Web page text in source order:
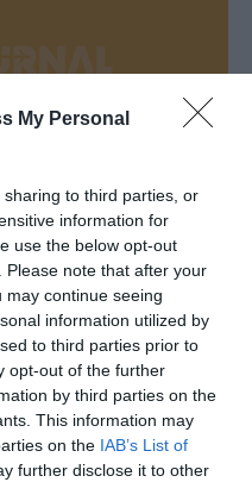
My Personal
to third parties, or
information for
use the below opt-out
note that after your
continue seeing
information utilized by
to third parties prior to
opt-out of the further
by third parties on the
This information may
on the IAB’s List of
further disclose it to other
:
777F de National
:
qui se profilent à